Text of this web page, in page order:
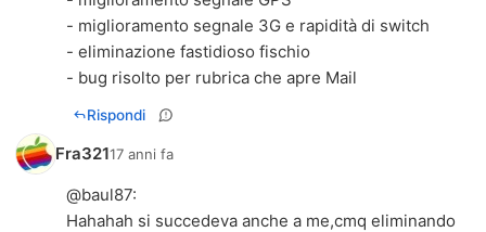
- miglioramento segnale 3G e rapidità di switch
- eliminazione fastidioso fischio
- bug risolto per rubrica che apre Mail
Rispondi
Fra32117 anni fa
@baul87:
Hahahah si succedeva anche a me,cmq eliminando